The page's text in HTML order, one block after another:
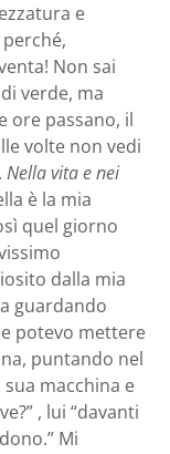
e
Non sai
verde, ma
ore passano, il
volte non vedi
Nella vita e nei
è la mia
quel giorno
dalla mia
guardando
potevo mettere
puntando nel
macchina e
, lui “davanti
Mi